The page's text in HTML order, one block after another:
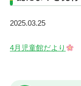
2025.03.25
4月児童館だより